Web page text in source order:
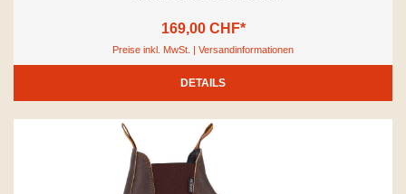
169,00 CHF*
Preise inkl. MwSt. | Versandinformationen
DETAILS